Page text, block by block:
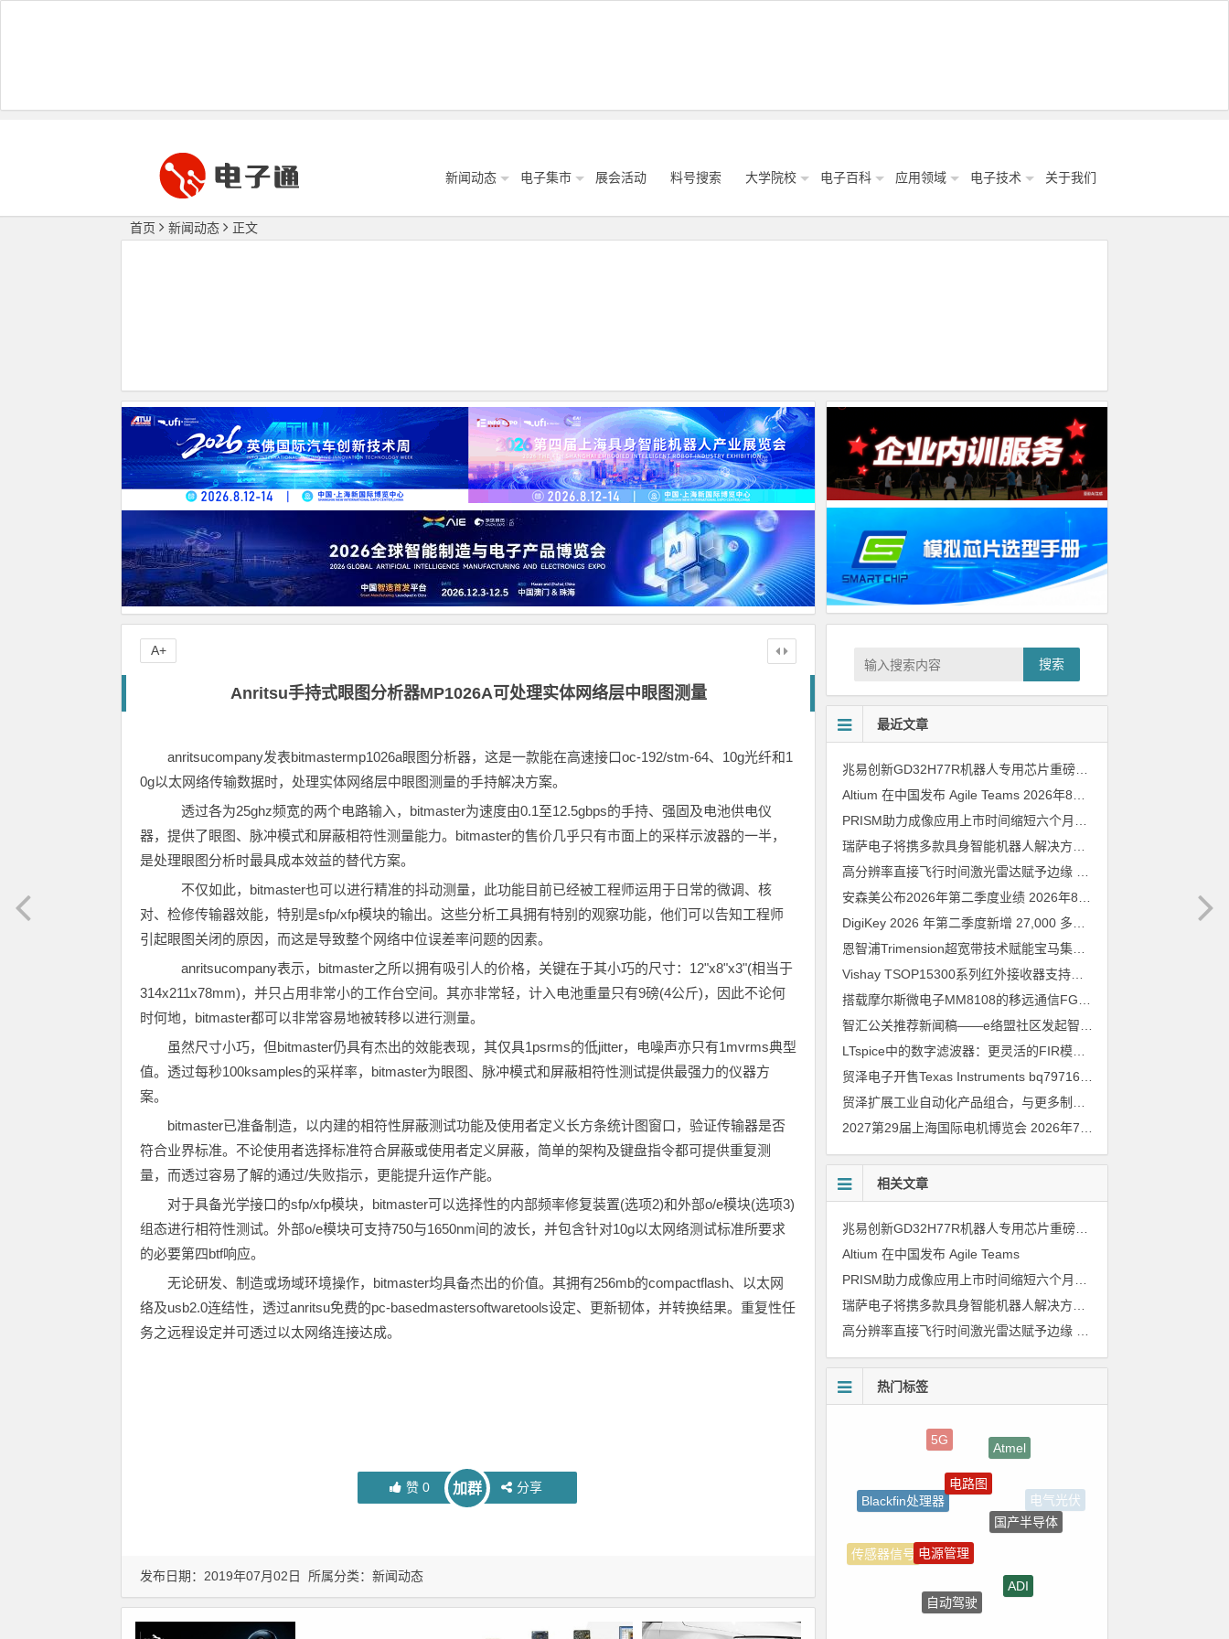
新闻动态 电子集市 展会活动 料号搜索 大学院校 电子百科 应用领域 电子技术 关于我们
首页 新闻动态 正文
Anritsu手持式眼图分析器MP1026A可处理实体网络层中眼图测量
anritsucompany发表bitmastermp1026a眼图分析器，这是一款能在高速接口oc-192/stm-64、10g光纤和1
0g以太网络传输数据时，处理实体网络层中眼图测量的手持解决方案。
透过各为25ghz频宽的两个电路输入，bitmaster为速度由0.1至12.5gbps的手持、强固及电池供电仪
器，提供了眼图、脉冲模式和屏蔽相符性测量能力。bitmaster的售价几乎只有市面上的采样示波器的一半，
是处理眼图分析时最具成本效益的替代方案。
不仅如此，bitmaster也可以进行精准的抖动测量，此功能目前已经被工程师运用于日常的微调、核
对、检修传输器效能，特别是sfp/xfp模块的输出。这些分析工具拥有特别的观察功能，他们可以告知工程师
引起眼图关闭的原因，而这是导致整个网络中位误差率问题的因素。
anritsucompany表示，bitmaster之所以拥有吸引人的价格，关键在于其小巧的尺寸：12"x8"x3"(相当于
314x211x78mm)，并只占用非常小的工作台空间。其亦非常轻，计入电池重量只有9磅(4公斤)，因此不论何
时何地，bitmaster都可以非常容易地被转移以进行测量。
虽然尺寸小巧，但bitmaster仍具有杰出的效能表现，其仅具1psrms的低jitter，电噪声亦只有1mvrms典型
值。透过每秒100ksamples的采样率，bitmaster为眼图、脉冲模式和屏蔽相符性测试提供最强力的仪器方
案。
bitmaster已准备制造，以内建的相符性屏蔽测试功能及使用者定义长方条统计图窗口，验证传输器是否
符合业界标准。不论使用者选择标准符合屏蔽或使用者定义屏蔽，简单的架构及键盘指令都可提供重复测
量，而透过容易了解的通过/失败指示，更能提升运作产能。
对于具备光学接口的sfp/xfp模块，bitmaster可以选择性的内部频率修复装置(选项2)和外部o/e模块(选项3)
组态进行相符性测试。外部o/e模块可支持750与1650nm间的波长，并包含针对10g以太网络测试标准所要求
的必要第四btf响应。
无论研发、制造或场域环境操作，bitmaster均具备杰出的价值。其拥有256mb的compactflash、以太网
络及usb2.0连结性，透过anritsu免费的pc-basedmastersoftwaretools设定、更新韧体，并转换结果。重复性任
务之远程设定并可透过以太网络连接达成。
赞0 加群 分享
A+
发布日期：2019年07月02日 所属分类： 新闻动态
搜索
最近文章
兆易创新GD32H77R机器人专用芯片重磅亮相，精准赋能伺服驱动与关节控制
Altium 在中国发布 Agile Teams 2026年8月6日
安森美公布2026年第二季度业绩 2026年8月6日
恩智浦Trimension超宽带技术赋能宝马集团Digital Key Plus及生命体存在检测功能
Vishay TSOP15300系列红外接收器支持所有主流遥控代码
LTspice中的数字滤波器：更灵活的FIR模型
2027第29届上海国际电机博览会 2026年7月30日
相关文章
兆易创新GD32H77R机器人专用芯片重磅亮相，精准赋能伺服驱动与关节控制
Altium 在中国发布 Agile Teams
热门标签
Atmel
电气光伏
LED驱动方案
传感器信号
国产半导体
ADI
自动驾驶